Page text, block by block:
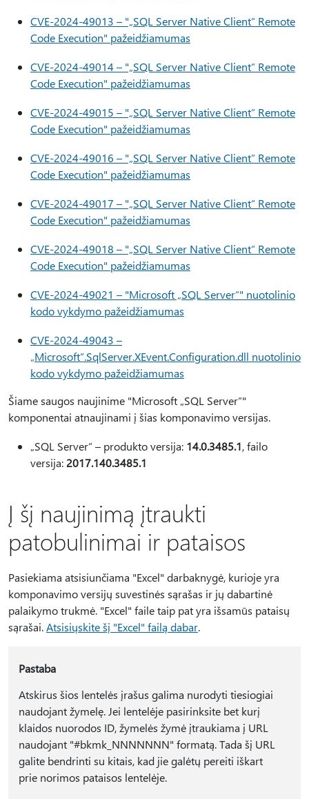
CVE-2024-49013 – "„SQL Server Native Client“ Remote
Code Execution" pažeidžiamumas
CVE-2024-49014 – "„SQL Server Native Client“ Remote
Code Execution" pažeidžiamumas
CVE-2024-49015 – "„SQL Server Native Client“ Remote
Code Execution" pažeidžiamumas
CVE-2024-49016 – "„SQL Server Native Client“ Remote
Code Execution" pažeidžiamumas
CVE-2024-49017 – "„SQL Server Native Client“ Remote
Code Execution" pažeidžiamumas
CVE-2024-49018 – "„SQL Server Native Client“ Remote
Code Execution" pažeidžiamumas
CVE-2024-49021 – "Microsoft „SQL Server“" nuotolinio
kodo vykdymo pažeidžiamumas
CVE-2024-49043 –
„Microsoft“.SqlServer.XEvent.Configuration.dll nuotolinio
kodo vykdymo pažeidžiamumas
Šiame saugos naujinime "Microsoft „SQL Server“"
komponentai atnaujinami į šias komponavimo versijas.
„SQL Server“ – produkto versija: 14.0.3485.1, failo
versija: 2017.140.3485.1
Į šį naujinimą įtraukti
patobulinimai ir pataisos
Pasiekiama atsisiunčiama "Excel" darbaknygė, kurioje yra
komponavimo versijų suvestinės sąrašas ir jų dabartinė
palaikymo trukmė. "Excel" faile taip pat yra išsamūs pataisų
sąrašai.Atsisiųskite šį "Excel" failą dabar.
Pastaba
Atskirus šios lentelės įrašus galima nurodyti tiesiogiai
naudojant žymelę. Jei lentelėje pasirinksite bet kurį
klaidos nuorodos ID, žymelės žymė įtraukiama į URL
naudojant "#bkmk_NNNNNNN" formatą. Tada šį URL
galite bendrinti su kitais, kad jie galėtų pereiti iškart
prie norimos pataisos lentelėje.